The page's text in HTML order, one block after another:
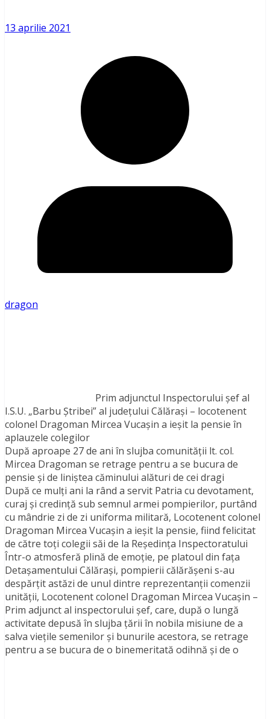
13 aprilie 2021
dragon
Prim adjunctul Inspectorului şef al
I.S.U. „Barbu Ştribei” al judeţului Călăraşi – locotenent
colonel Dragoman Mircea Vucaşin a ieșit la pensie în
aplauzele colegilor
După aproape 27 de ani în slujba comunităţii lt. col.
Mircea Dragoman se retrage pentru a se bucura de
pensie şi de liniştea căminului alături de cei dragi
După ce mulți ani la rând a servit Patria cu devotament,
curaj și credință sub semnul armei pompierilor, purtând
cu mândrie zi de zi uniforma militară, Locotenent colonel
Dragoman Mircea Vucaşin a ieșit la pensie, fiind felicitat
de către toţi colegii săi de la Reşedinţa Inspectoratului
Într-o atmosferă plină de emoție, pe platoul din faţa
Detaşamentului Călăraşi, pompierii călărăşeni s-au
despărțit astăzi de unul dintre reprezentanţii comenzii
unităţii, Locotenent colonel Dragoman Mircea Vucaşin –
Prim adjunct al inspectorului şef, care, după o lungă
activitate depusă în slujba țării în nobila misiune de a
salva vieţile semenilor şi bunurile acestora, se retrage
pentru a se bucura de o binemeritată odihnă și de o